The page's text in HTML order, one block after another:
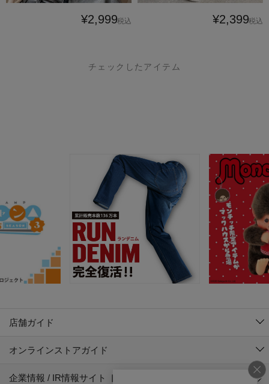
¥2,999税込 ¥2,399税込
チェックしたアイテム
店舗ガイド
オンラインストアガイド
企業情報 / IR情報サイト トップ